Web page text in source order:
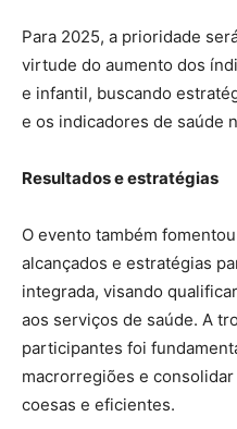
Para 2025, a prioridade
virtude do aumento dos
e infantil, buscando
e os indicadores de saúde
Resultados e estratégias
O evento também
alcançados e estratégias
integrada, visando
aos serviços de saúde. A
participantes foi
macrorregiões e
coesas e eficientes.